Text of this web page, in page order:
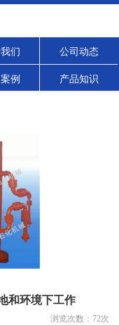
们 公司动态
例 产品知识
和环境下工作
浏览次数： 72次